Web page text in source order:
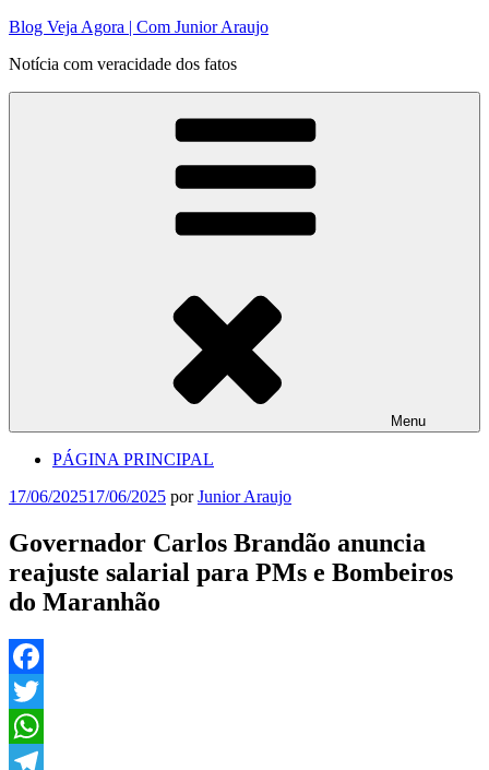
Pular
o
Blog Veja Agora | Com Junior Araujo
Notícia com veracidade dos fatos
Menu
PÁGINA PRINCIPAL
Publicado
17/06/202517/06/2025 porJunior Araujo
Governador Carlos Brandão anuncia
reajuste salarial para PMs e Bombeiros
do Maranhão
Facebook
Twitter
WhatsApp